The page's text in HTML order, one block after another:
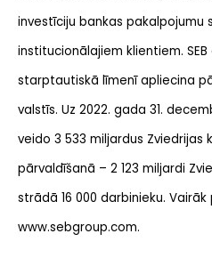
investīciju bankas pakalpojumu
institucionālajiem klientiem.
starptautiskā līmenī apliecina
valstīs. Uz 2022. gada 31.
veido 3 533 miljardus Zviedrijas
pārvaldīšanā – 2 123 miljardi
strādā 16 000 darbinieku. Vairāk
www.sebgroup.com.